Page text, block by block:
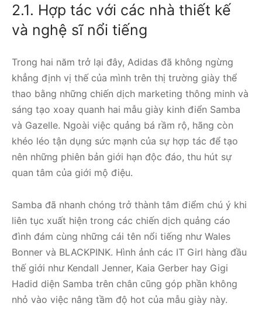
2.1. Hợp tác với các nhà thiết kế
và nghệ sĩ nổi tiếng
Trong hai năm trở lại đây, Adidas đã không ngừng
khẳng định vị thế của mình trên thị trường giày thể
thao bằng những chiến dịch marketing thông minh và
sáng tạo xoay quanh hai mẫu giày kinh điển Samba
và Gazelle. Ngoài việc quảng bá rầm rộ, hãng còn
khéo léo tận dụng sức mạnh của sự hợp tác để tạo
nên những phiên bản giới hạn độc đáo, thu hút sự
quan tâm của giới mộ điệu.
Samba đã nhanh chóng trở thành tâm điểm chú ý khi
liên tục xuất hiện trong các chiến dịch quảng cáo
đình đám cùng những cái tên nổi tiếng như Wales
Bonner và BLACKPINK. Hình ảnh các IT Girl hàng đầu
thế giới như Kendall Jenner, Kaia Gerber hay Gigi
Hadid diện Samba trên chân cũng góp phần không
nhỏ vào việc nâng tầm độ hot của mẫu giày này.